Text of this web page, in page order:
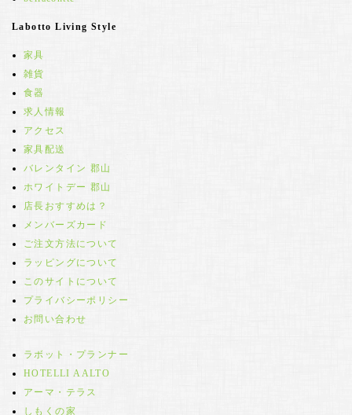
Labotto Living Style
家具
雑貨
食器
求人情報
アクセス
家具配送
バレンタイン 郡山
ホワイトデー 郡山
店長おすすめは？
メンバーズカード
ご注文方法について
ラッピングについて
このサイトについて
プライバシーポリシー
お問い合わせ
ラボット・プランナー
HOTELLI AALTO
アーマ・テラス
しもくの家